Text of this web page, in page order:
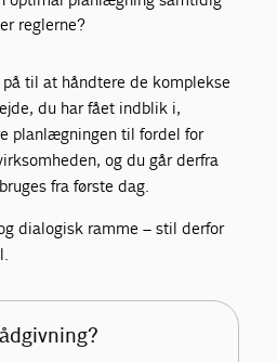
reglerne?
til at håndtere de komplekse
du har fået indblik i,
planlægningen til fordel for
og du går derfra
fra første dag.
dialogisk ramme – stil derfor